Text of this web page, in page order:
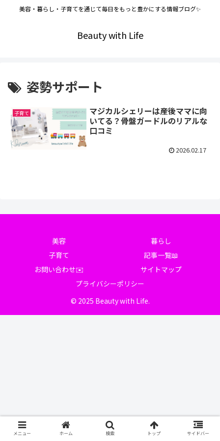
美容・暮らし・子育てを通じて毎日をもっと豊かにする情報ブログ✨
Beauty with Life
姿勢サポート
子育て
マジカルシェリーは産後ママに向
いてる？骨盤ガードルのリアルな
口コミ
2026.02.17
美容
暮らし
子育て
記事一覧📖
お問い合わせ✉️
サイトマップ
プライバシーポリシー
© 2025 Beauty with Life.
メニュー ホーム 検索 トップ サイドバー